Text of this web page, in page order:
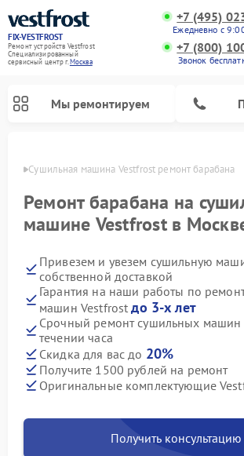
FIX-VESTFROST
Ремонт устройств Vestfrost
Специализированный
cервисный центр г.Москва
+7 (495)
Ежедневно с
+7 (800)
Звонок
Мы ремонтируем
Сушильная машина Vestfrost ремонт барабана
Ремонт барабана на
машине Vestfrost в
Привезем и увезем сушильную
собственной доставкой
Гарантия на наши работы по
машин Vestfrostдо 3-х лет
Срочный ремонт сушильных машин
течении часа
Скидка для вас до 20%
Получите 1500 рублей на ремонт
Оригинальные комплектующие
Получить консультацию